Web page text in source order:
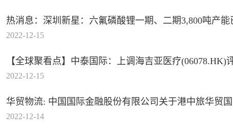
热消息：深圳新星：六氟磷酸锂一期、二期3,800吨产
2022-12-15
【全球聚看点】中泰国际：上调海吉亚医疗(06078.HK)
2022-12-15
华贸物流: 中国国际金融股份有限公司关于港中旅华贸
2022-12-14